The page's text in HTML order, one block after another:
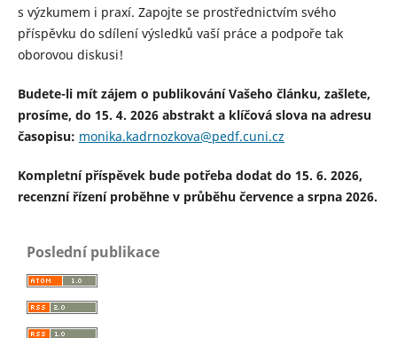
s výzkumem i praxí. Zapojte se prostřednictvím svého
příspěvku do sdílení výsledků vaší práce a podpoře tak
oborovou diskusi!
Budete-li mít zájem o publikování Vašeho článku, zašlete,
prosíme, do 15. 4. 2026 abstrakt a klíčová slova na adresu
časopisu: monika.kadrnozkova@pedf.cuni.cz
Kompletní příspěvek bude potřeba dodat do 15. 6. 2026,
recenzní řízení proběhne v průběhu července a srpna 2026.
Poslední publikace